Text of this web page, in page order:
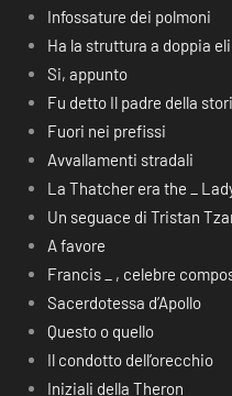
Infossature dei polmoni
Ha la struttura a doppia
Si, appunto
Fu detto Il padre della
Fuori nei prefissi
Avvallamenti stradali
La Thatcher era the _
Un seguace di Tristan
A favore
Francis _ , celebre
Sacerdotessa d’Apollo
Questo o quello
Il condotto dell’orecchio
Iniziali della Theron